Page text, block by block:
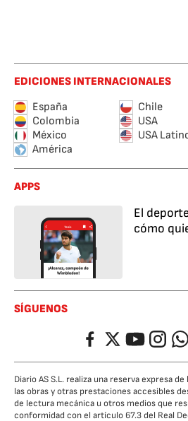
EDICIONES INTERNACIONALES
España
Chile
Colombia
USA
México
USA
América
APPS
El
cómo
SÍGUENOS
FacebookTwitterYouTubeInstagram
Diario AS S.L. realiza una reserva expresa
las obras y otras prestaciones accesibles
de lectura mecánica u otros medios que
conformidad con el artículo 67.3 del Real